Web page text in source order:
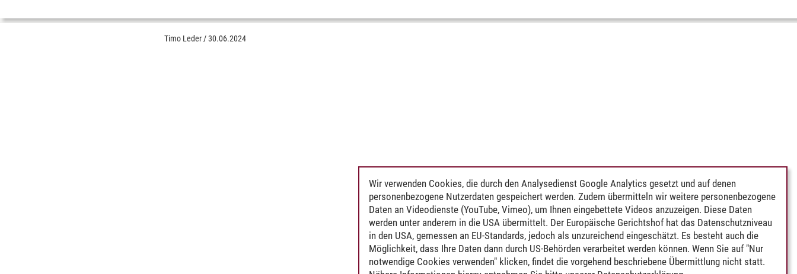
Timo Leder /30.06.2024
Wir verwenden Cookies, die durch den Analysedienst Google Analytics gesetzt und auf denen
personenbezogene Nutzerdaten gespeichert werden. Zudem übermitteln wir weitere personenbezogene
Daten an Videodienste (YouTube, Vimeo), um Ihnen eingebettete Videos anzuzeigen. Diese Daten
werden unter anderem in die USA übermittelt. Der Europäische Gerichtshof hat das Datenschutzniveau
in den USA, gemessen an EU-Standards, jedoch als unzureichend eingeschätzt. Es besteht auch die
Möglichkeit, dass Ihre Daten dann durch US-Behörden verarbeitet werden können. Wenn Sie auf "Nur
notwendige Cookies verwenden" klicken, findet die vorgehend beschriebene Übermittlung nicht statt.